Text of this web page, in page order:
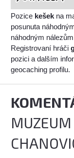
Pozice kešek na
posunuta
náhodným
Registrovaní hráči
pozici a dalším
geocaching profilu.